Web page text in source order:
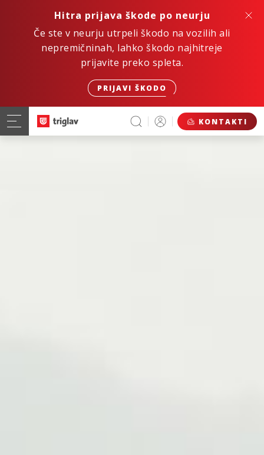
Hitra prijava škode po neurju
Če ste v neurju utrpeli škodo na vozilih ali
nepremičninah, lahko škodo najhitreje
prijavite preko spleta.
PRIJAVI ŠKODO
KONTAKTI